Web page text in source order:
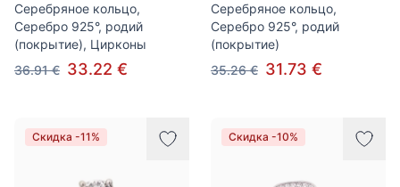
Серебряное кольцо,
Серебро 925°, родий
(покрытие), Цирконы
36.91 € 33.22 €
Серебряное кольцо,
Серебро 925°, родий
(покрытие)
35.26 € 31.73 €
Скидка -11% Скидка -10%